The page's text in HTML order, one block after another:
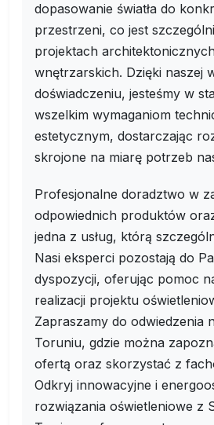
dopasowanie światła do
przestrzeni, co jest
projektach
wnętrzarskich. Dzięki naszej
doświadczeniu, jesteśmy w
wszelkim wymaganiom
estetycznym, dostarczając
skrojone na miarę potrzeb
Profesjonalne doradztwo w
odpowiednich produktów
jedna z usług, którą
Nasi eksperci pozostają do
dyspozycji, oferując pomoc
realizacji projektu
Zapraszamy do odwiedzenia
Toruniu, gdzie można
ofertą oraz skorzystać z
Odkryj innowacyjne i
rozwiązania oświetleniowe z